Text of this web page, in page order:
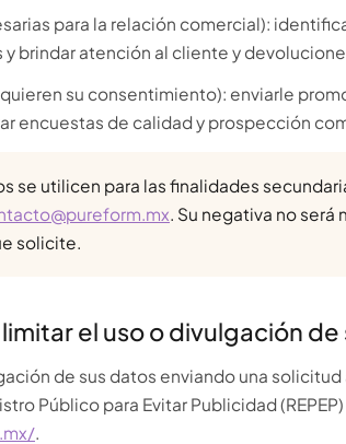
para la relación comercial):
brindar atención al cliente y
su consentimiento): enviarle
encuestas de calidad y prospección
se utilicen para las finalidades
. Su negativa no será
solicite.
el uso o divulgación de
de sus datos enviando una solicitud
Público para Evitar Publicidad
.